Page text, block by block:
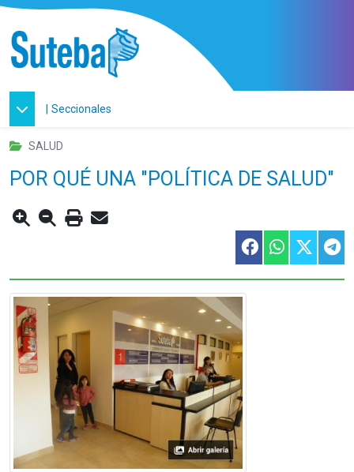
| Seccionales
SALUD
POR QUÉ UNA "POLÍTICA DE SALUD"